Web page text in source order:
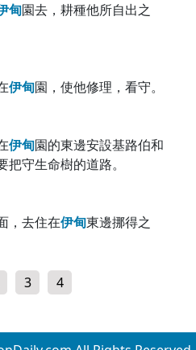
甸園去，耕種他所自出之
伊甸園，使他修理，看守。
伊甸園的東邊安設基路伯和
守生命樹的道路。
，去住在伊甸東邊挪得之
3 4